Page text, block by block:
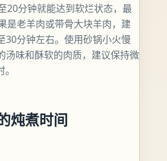
20分钟就能达到软烂状态，最
是老羊肉或带骨大块羊肉，建
30分钟左右。使用砂锅小火慢
汤味和酥软的肉质，建议保持微
炖煮时间